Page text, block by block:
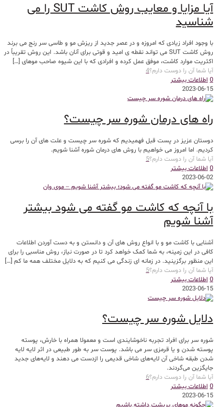
آیا مزایا و معایب روش کاشت SUT را می
شناسید
با وجود افراد زیادی که امروزه و در عصر جدید از ریزش مو و طاسی سر رنج می برند
روش کاشت SUT می تواند نقطه ی امید و قوتی برای آنان باشد. این روش تقریباً در
اکثریت موارد کاشت، موفق عمل کرده و افرادی که با این شیوه صاحب موهای […]
آیا شما آن را دوست دارم؟4
0 اطلاعات بیشتر
2023-06-15
راه های درمان شوره سر چیست؟
دوستان عزیز در پست قبل فهمیدیم که شوره سر چیست و علت های آن را برسی
کردیم. اما امروز می خواهیم با روش های درمان شوره آشنا شویم.
آیا شما آن را دوست دارم؟5
0 اطلاعات بیشتر
2023-06-02
با آنچه که کاشت مو گفته می شود بیشتر
آشنا شویم
آشنایی با کاشت مو و با انواع روش های آن و دانستن و به دست آوردن اطلاعات
کافی در این زمینه، به شما کمک خواهد کرد تا در صورت نیاز، روش مناسبی را برای
این منظور برگزینید. در زمانه ای زندگی می کنیم که به دلایل مختلف همه ما کم […]
آیا شما آن را دوست دارم؟5
0 اطلاعات بیشتر
2023-06-15
دلایل شوره سر چیست؟
شوره سر برای افراد تجربه ناخوشایندی است و معمولا همراه با خارش، پوسته
پوسته شدن و یا قرمزی سر می باشد. پوست سر به طور طبیعی در اثر لایه لایه
شدن طبقه شاخی آن لایه‌های شاخی قدیمی را ازدست می دهند و لایه‌های جدید
جایگزین می‌گردند.
آیا شما آن را دوست دارم؟6
0 اطلاعات بیشتر
2023-06-15